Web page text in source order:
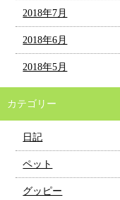
2018年7月
2018年6月
2018年5月
カテゴリー
日記
ペット
グッピー